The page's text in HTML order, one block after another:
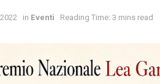
in Eventi Reading Time: 3 mins read